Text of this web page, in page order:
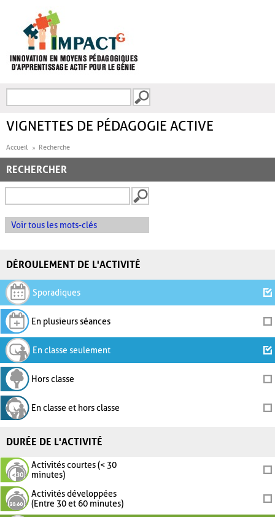
FORMULAIRE DE
VIGNETTES DE PÉDAGOGIE ACTIVE
Accueil Recherche
RECHERCHER
Voir tous les mots-clés
DÉROULEMENT DE L'ACTIVITÉ
Sporadiques
En plusieurs séances
En classe seulement
Hors classe
En classe et hors classe
DURÉE DE L'ACTIVITÉ
Activités courtes (< 30
minutes)
Activités développées
(Entre 30 et 60 minutes)